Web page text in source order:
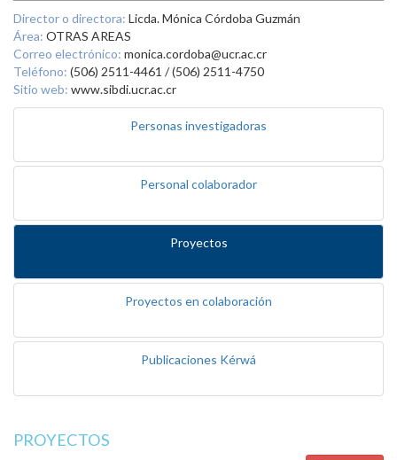
Director o directora: Licda. Mónica Córdoba Guzmán
Área: OTRAS AREAS
Correo electrónico: monica.cordoba@ucr.ac.cr
Teléfono: (506) 2511-4461 / (506) 2511-4750
Sitio web: www.sibdi.ucr.ac.cr
Personas investigadoras
Personal colaborador
Proyectos
Proyectos en colaboración
Publicaciones Kérwá
PROYECTOS